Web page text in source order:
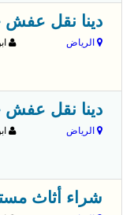
دينا نقل عفش حي
الرياض
دينا نقل عفش حي
الرياض
شراء أثاث